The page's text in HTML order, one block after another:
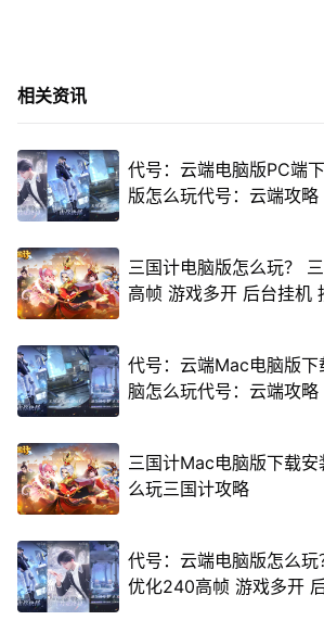
相关资讯
代号：云端电脑版PC端
版怎么玩代号：云端攻略
三国计电脑版怎么玩？
高帧 游戏多开 后台挂机
代号：云端Mac电脑版
脑怎么玩代号：云端攻略
三国计Mac电脑版下载
么玩三国计攻略
代号：云端电脑版怎么
优化240高帧 游戏多开